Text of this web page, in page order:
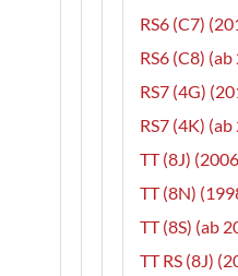
RS6 (C7)
RS6 (C8)
RS7 (4G)
RS7 (4K)
TT (8J)
TT (8N)
TT (8S) (ab
TT RS (8J)